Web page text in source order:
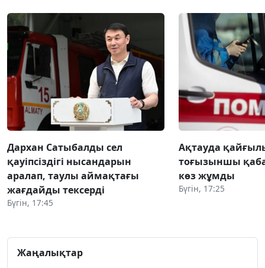
Дархан Сатыбалды сел
қауіпсіздігі нысандарын
аралап, таулы аймақтағы
жағдайды тексерді
Бүгін, 17:45
Ақтауда
тоғызыншы
көз жұмды
Бүгін, 17:25
Жаңалықтар